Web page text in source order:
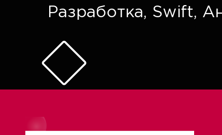
Разработка, Swift,